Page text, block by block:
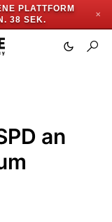
PLATTFORM
37 SEK.
✕
an